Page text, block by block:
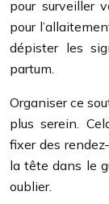
pour surveiller
pour
dépister les
partum.
Organiser ce
plus serein.
fixer des
la tête dans le
oublier.